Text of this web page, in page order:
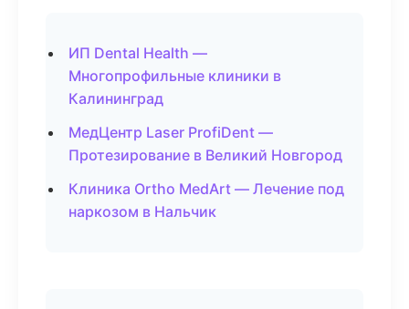
ИП Dental Health —
Многопрофильные клиники в
Калининград
МедЦентр Laser ProfiDent —
Протезирование в Великий Новгород
Клиника Ortho MedArt — Лечение под
наркозом в Нальчик